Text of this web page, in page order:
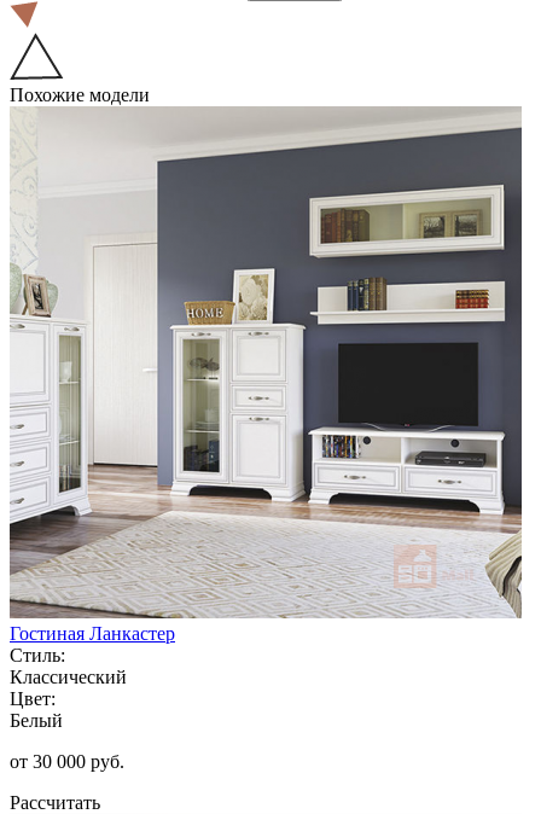
Похожие модели
Гостиная Ланкастер
Стиль:
Классический
Цвет:
Белый
от 30 000 руб.
Рассчитать